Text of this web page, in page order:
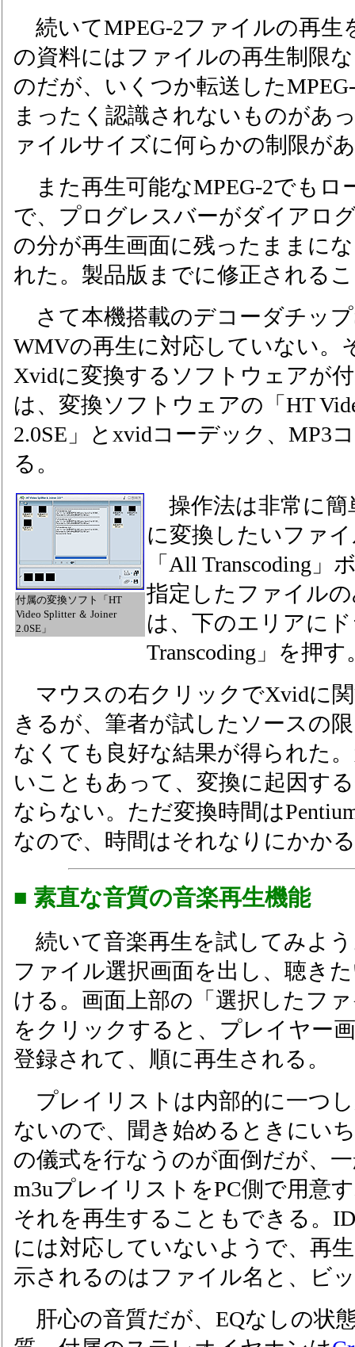
続いてMPEG-2ファイルの再生
の資料にはファイルの再生制限
のだが、いくつか転送した
まったく認識されないものがあ
ァイルサイズに何らかの制限が
また再生可能なMPEG-2でもロ
で、プログレスバーがダイアロ
の分が再生画面に残ったままに
れた。製品版までに修正される
さて本機搭載のデコーダチップ
WMVの再生に対応していない。
Xvidに変換するソフトウェアが
は、変換ソフトウェアの「HT
2.0SE」とxvidコーデック、MP3
る。
付属の変換ソフト「HT
Video Splitter ＆ Joiner
2.0SE」
操作法は非常に簡
に変換したいファ
「All Transcoding
指定したファイル
は、下のエリアに
Transcoding」を押す
マウスの右クリックでXvidに
きるが、筆者が試したソースの
なくても良好な結果が得られた
いこともあって、変換に起因す
ならない。ただ変換時間は
なので、時間はそれなりにかか
■ 素直な音質の音楽再生機能
続いて音楽再生を試してみよ
ファイル選択画面を出し、聴き
ける。画面上部の「選択したフ
をクリックすると、プレイヤー
登録されて、順に再生される。
プレイリストは内部的に一つ
ないので、聞き始めるときにい
の儀式を行なうのが面倒だが、
m3uプレイリストをPC側で用意
それを再生することもできる。
には対応していないようで、再
示されるのはファイル名と、ビ
肝心の音質だが、EQなしの状